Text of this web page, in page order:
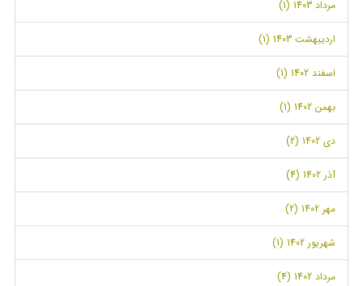
مرداد 1403 (1)
اردیبهشت 1403 (1)
اسفند 1402 (1)
بهمن 1402 (1)
دی 1402 (2)
آذر 1402 (4)
مهر 1402 (2)
شهریور 1402 (1)
مرداد 1402 (4)